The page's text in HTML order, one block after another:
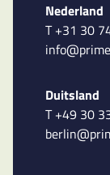
Nederland
T +31 30
Duitsland
T +49 30